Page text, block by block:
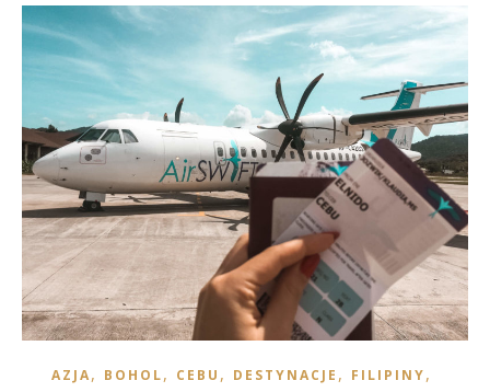
AZJA, BOHOL, CEBU , DESTYNACJE , FILIPINY,